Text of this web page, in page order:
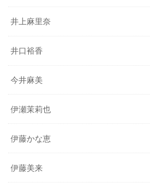
井上麻里奈
井口裕香
今井麻美
伊瀬茉莉也
伊藤かな恵
伊藤美来